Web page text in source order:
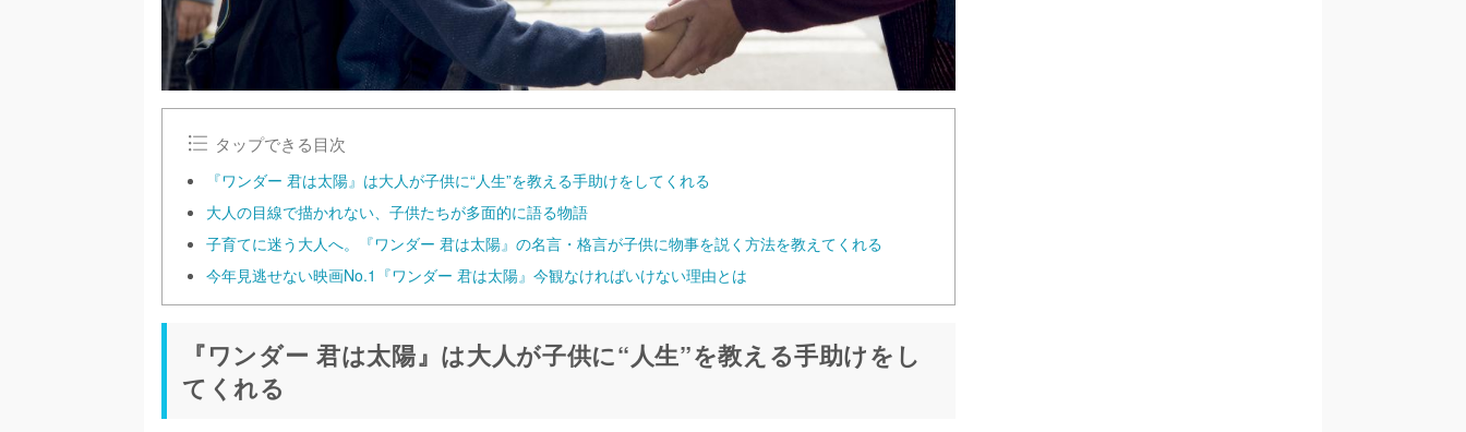
タップできる目次
『ワンダー 君は太陽』は大人が子供に“人生”を教える手助けをしてくれる
大人の目線で描かれない、子供たちが多面的に語る物語
子育てに迷う大人へ。『ワンダー 君は太陽』の名言・格言が子供に物事を説く方法を教えてくれる
今年見逃せない映画No.1『ワンダー 君は太陽』今観なければいけない理由とは
『ワンダー 君は太陽』は大人が子供に“人生”を教える手助けをし
てくれる